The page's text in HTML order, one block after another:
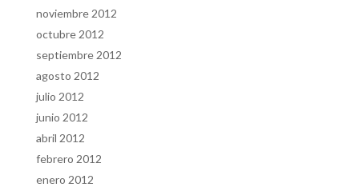
noviembre 2012
octubre 2012
septiembre 2012
agosto 2012
julio 2012
junio 2012
abril 2012
febrero 2012
enero 2012